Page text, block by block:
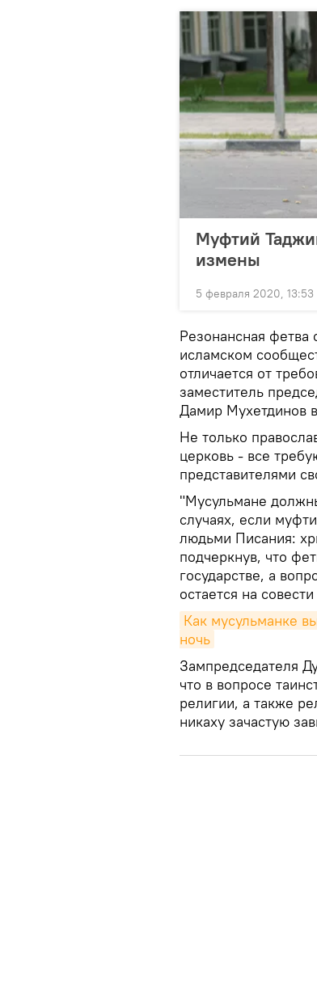
Муфтий
измены
5 февраля 2020, 13:53
Резонансная
исламском
отличается от
заместитель
Дамир Мухетдинов
Не только
церковь - все
представителями
"Мусульмане
случаях, если
людьми Писания:
подчеркнув, что
государстве, а
остается на
Как мусульманке
ночь
Зампредседателя
что в вопросе
религии, а также
никаху зачастую